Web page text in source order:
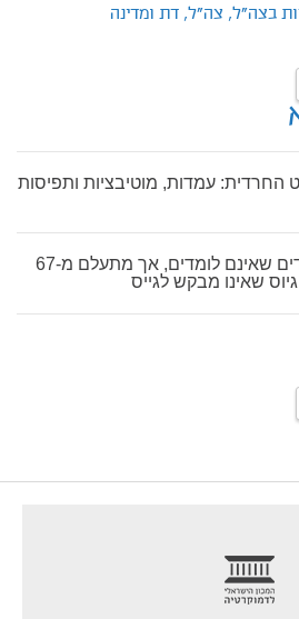
בצה"ל, צה"ל, דת ומדינה
החרדית: עמדות, מוטיבציות ותפיסות
דוח שקדי מקדם גיוס חרדים שאינם לומדים, אך מתעלם מ-67
שאינו מבקש לגייס